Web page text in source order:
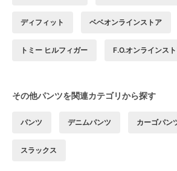
ディフィット ベベオンラインストア
トミー ヒルフィガー F.O.オンラインス
その他パンツを関連カテゴリから探す
パンツ デニムパンツ カーゴパン
スラックス